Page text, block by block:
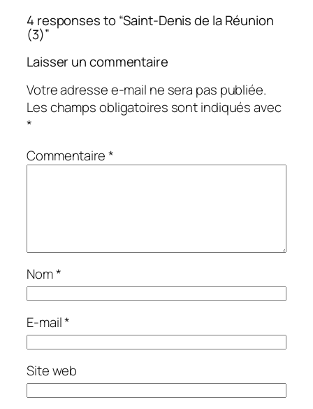
4 responses to “Saint-Denis de la Réunion
(3)”
Laisser un commentaire
Votre adresse e-mail ne sera pas publiée.
Les champs obligatoires sont indiqués avec
*
Commentaire*
Nom*
E-mail*
Site web